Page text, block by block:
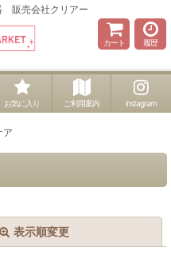
販売会社クリアー
カート 履歴
お気に入り ご利用案内 instagram
ア
表示順変更